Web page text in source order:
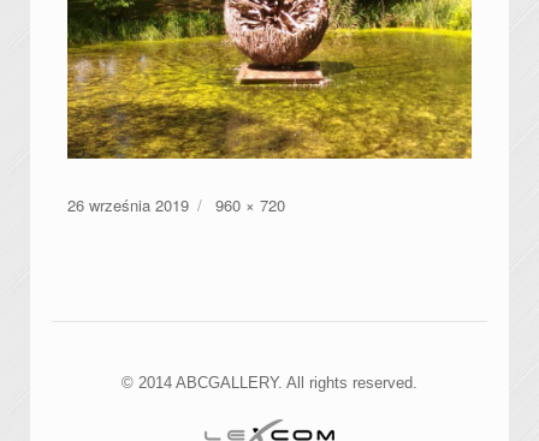
Data
26 września 2019
Pełny
960 × 720
© 2014 ABCGALLERY. All rights reserved.